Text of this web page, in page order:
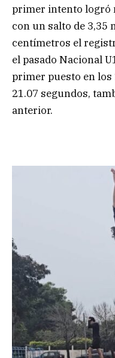
primer intento logró
con un salto de 3,35
centímetros el
el pasado Nacional
primer puesto en
21.07 segundos,
anterior.